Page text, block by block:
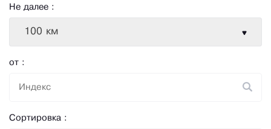
Не далее :
100 км
от :
Сортировка :